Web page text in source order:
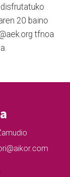
20 baino
tfnoa